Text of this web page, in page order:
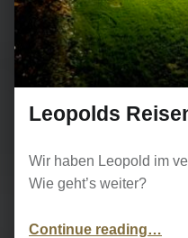
Leopolds
Wir haben Leopold im
Wie geht’s weiter?
Continue reading…